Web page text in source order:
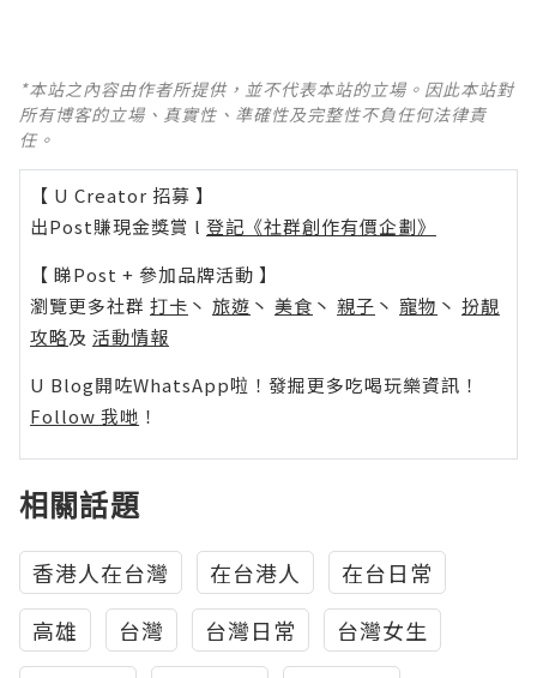
*本站之內容由作者所提供，並不代表本站的立場。因此本站對
所有博客的立場、真實性、準確性及完整性不負任何法律責
任。
【 U Creator 招募 】
出Post賺現金獎賞 l 登記《社群創作有價企劃》
【 睇Post + 參加品牌活動 】
瀏覽更多社群 打卡 丶 旅遊 丶 美食 丶 親子 丶 寵物 丶 扮靚
攻略及 活動情報
U Blog開咗WhatsApp啦！發掘更多吃喝玩樂資訊！
Follow 我哋 ！
相關話題
香港人在台灣 在台港人
在台日常
高雄
台灣 台灣日常
台灣女生